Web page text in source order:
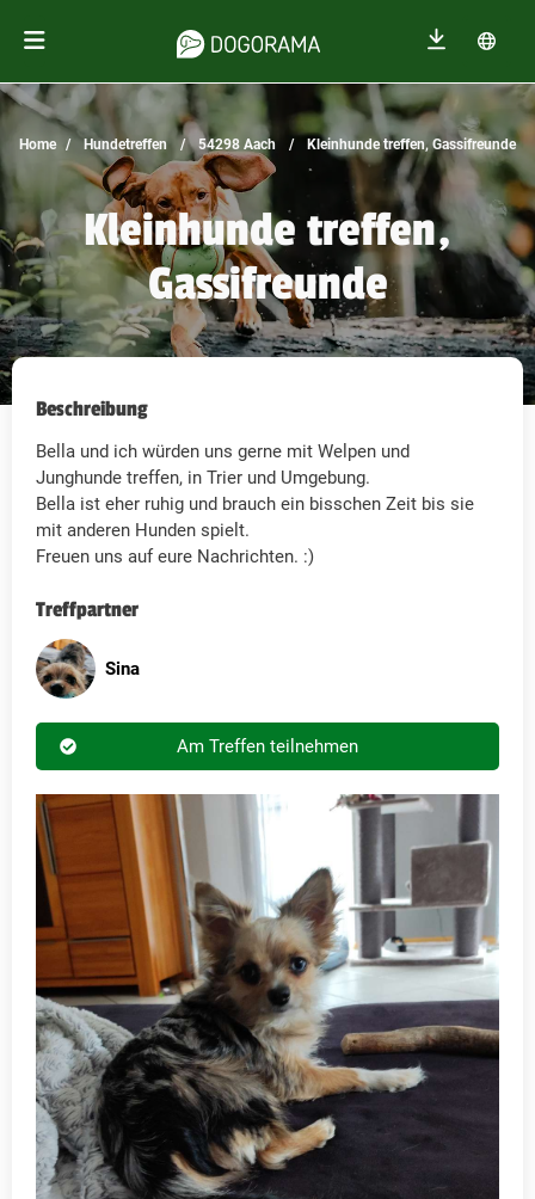
Home Hundetreffen 54298 Aach Kleinhunde treffen, Gassifreunde
Kleinhunde treffen,
Gassifreunde
Beschreibung
Bella und ich würden uns gerne mit Welpen und
Junghunde treffen, in Trier und Umgebung.
Bella ist eher ruhig und brauch ein bisschen Zeit bis sie
mit anderen Hunden spielt.
Freuen uns auf eure Nachrichten. :)
Treffpartner
Sina
Am Treffen teilnehmen